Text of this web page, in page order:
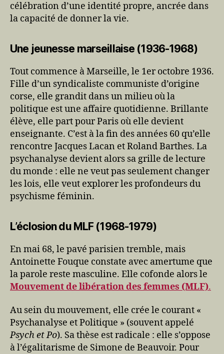
célébration d’une identité propre, ancrée dans
la capacité de donner la vie.
Une jeunesse marseillaise (1936-1968)
Tout commence à Marseille, le 1er octobre 1936.
Fille d’un syndicaliste communiste d’origine
corse, elle grandit dans un milieu où la
politique est une affaire quotidienne. Brillante
élève, elle part pour Paris où elle devient
enseignante. C’est à la fin des années 60 qu’elle
rencontre Jacques Lacan et Roland Barthes. La
psychanalyse devient alors sa grille de lecture
du monde : elle ne veut pas seulement changer
les lois, elle veut explorer les profondeurs du
psychisme féminin.
L’éclosion du MLF (1968-1979)
En mai 68, le pavé parisien tremble, mais
Antoinette Fouque constate avec amertume que
la parole reste masculine. Elle cofonde alors le
Mouvement de libération des femmes (MLF).
Au sein du mouvement, elle crée le courant «
Psychanalyse et Politique » (souvent appelé
Psych et Po). Sa thèse est radicale : elle s’oppose
à l’égalitarisme de Simone de Beauvoir. Pour